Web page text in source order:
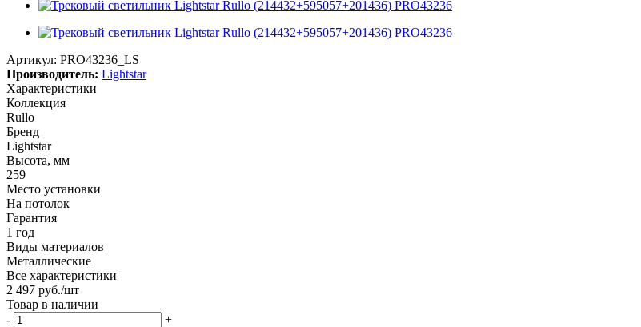
Артикул: PRO43236_LS
Производитель: Lightstar
Характеристики
Коллекция
Rullo
Бренд
Lightstar
Высота, мм
259
Место установки
На потолок
Гарантия
1 год
Виды материалов
Металлические
Все характеристики
2 497 руб./шт
Товар в наличии
-
+